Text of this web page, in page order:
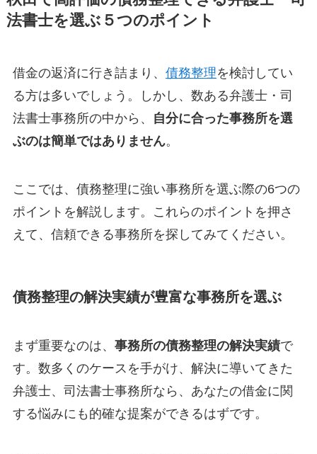
法書士を選ぶ５つのポイント
借金の返済に行き詰まり、 債務整理を検討してい
る方は多いでしょう。しかし、数ある弁護士・司
法書士事務所の中から、
自分に合った事務所を選
ぶのは簡単ではありません。
ここでは、債務整理に強い事務所を選ぶ際の6つの
ポイントを解説します。これらのポイントを押さ
えて、信頼できる事務所を探してみてください。
債務整理の解決実績が豊富な事務所を選ぶ
まず重要なのは、 事務所の債務整理の解決実績で
す。数多くのケースを手がけ、解決に導いてきた
弁護士、司法書士事務所なら、あなたの借金に関
する悩みにも的確な提案ができるはずです。